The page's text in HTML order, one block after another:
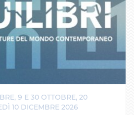
9 E 30 OTTOBRE, 20
10 DICEMBRE 2026